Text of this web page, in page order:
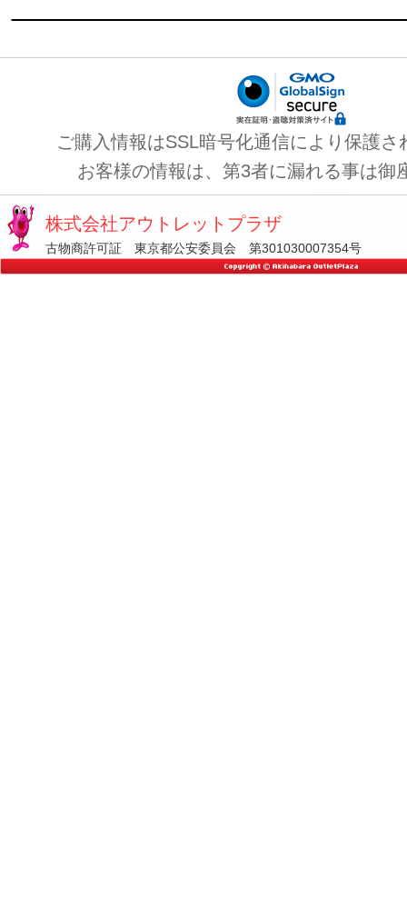
ご購入情報はSSL暗号化通信により保護さ
お客様の情報は、第3者に漏れる事は御
株式会社アウトレットプラザ
古物商許可証 東京都公安委員会 第301030007354号